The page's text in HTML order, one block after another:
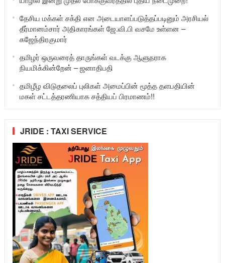
தேசிய மக்கள் சக்தி என அடையாளப்படுத்தப்படினும் அரசியல்
தீர்மானம்சார் அதிகாரங்கள் ஜே.வி.பி வசமே உள்ளன –
கஜேந்திரகுமார்
தமிழர் ஒருவரைத் தாருங்கள் வடக்கு ஆளுநராக
நியமிக்கின்றேன் – ஜனாதிபதி
தமிழீழ விடுதலைப் புலிகள் அமைப்பின் மூத்த தளபதியின்
மகள் சட்டத்தரணியாக சத்தியப் பிரமாணம்!!
JRIDE : TAXI SERVICE